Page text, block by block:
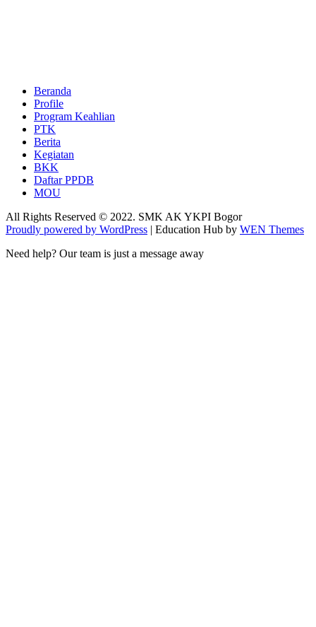
Beranda
Profile
Program Keahlian
PTK
Berita
Kegiatan
BKK
Daftar PPDB
MOU
All Rights Reserved © 2022. SMK AK YKPI Bogor
Proudly powered by WordPress | Education Hub by WEN Themes
Need help? Our team is just a message away